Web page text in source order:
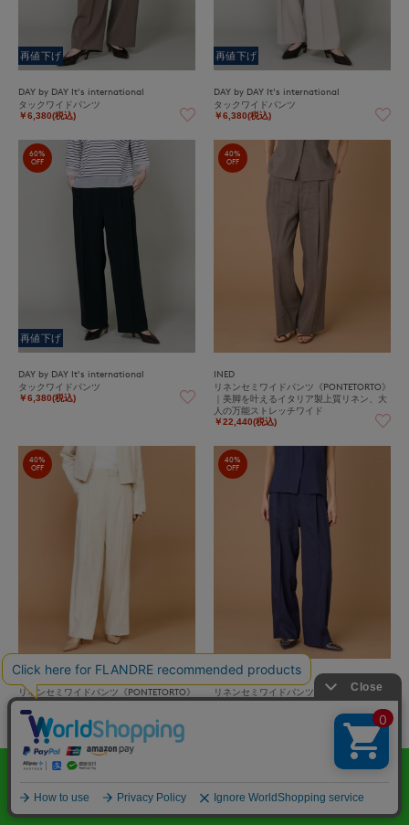
再値下げ
DAY by DAY It's international
タックワイドパンツ
￥6,380(税込)
再値下げ
DAY by DAY It's international
タックワイドパンツ
￥6,380(税込)
60%
OFF
再値下げ
DAY by DAY It's international
タックワイドパンツ
￥6,380(税込)
40%
OFF
INED
リネンセミワイドパンツ《PONTETORTO》
｜美脚を叶えるイタリア製上質リネン、大
人の万能ストレッチワイド
￥22,440(税込)
40%
OFF
リネンセミワイドパンツ《PONTETORTO》
｜美脚を叶えるイタリア製上質リネン、大
人の万能ストレッチワイド
￥22,440(税込)
40%
OFF
リネンセミワイドパンツ《PONTETORTO》
｜美脚を叶えるイタリア製上質リネン、大
50%